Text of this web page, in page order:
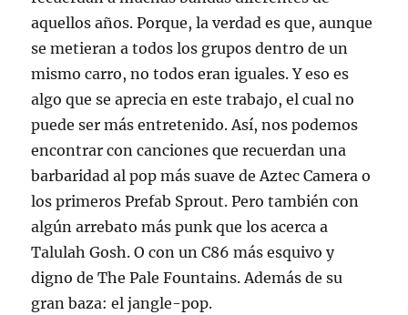
aquellos años. Porque, la verdad es que, aunque
se metieran a todos los grupos dentro de un
mismo carro, no todos eran iguales. Y eso es
algo que se aprecia en este trabajo, el cual no
puede ser más entretenido. Así, nos podemos
encontrar con canciones que recuerdan una
barbaridad al pop más suave de Aztec Camera o
los primeros Prefab Sprout. Pero también con
algún arrebato más punk que los acerca a
Talulah Gosh. O con un C86 más esquivo y
digno de The Pale Fountains. Además de su
gran baza: el jangle-pop.